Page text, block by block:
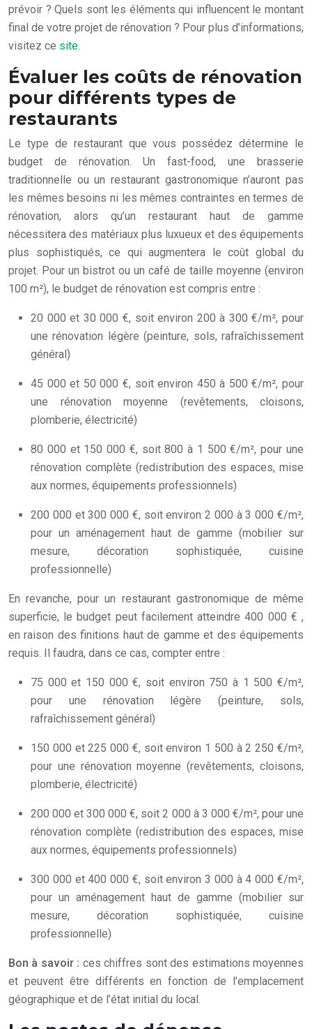
prévoir ? Quels sont les éléments qui influencent le montant
final de votre projet de rénovation ? Pour plus d’informations,
visitez ce site.
Évaluer les coûts de rénovation
pour différents types de
restaurants
Le type de restaurant que vous possédez détermine le
budget de rénovation. Un fast-food, une brasserie
traditionnelle ou un restaurant gastronomique n’auront pas
les mêmes besoins ni les mêmes contraintes en termes de
rénovation, alors qu’un restaurant haut de gamme
nécessitera des matériaux plus luxueux et des équipements
plus sophistiqués, ce qui augmentera le coût global du
projet. Pour un bistrot ou un café de taille moyenne (environ
100 m²), le budget de rénovation est compris entre :
20 000 et 30 000 €, soit environ 200 à 300 €/m², pour
une rénovation légère (peinture, sols, rafraîchissement
général)
45 000 et 50 000 €, soit environ 450 à 500 €/m², pour
une rénovation moyenne (revêtements, cloisons,
plomberie, électricité)
80 000 et 150 000 €, soit 800 à 1 500 €/m², pour une
rénovation complète (redistribution des espaces, mise
aux normes, équipements professionnels)
200 000 et 300 000 €, soit environ 2 000 à 3 000 €/m²,
pour un aménagement haut de gamme (mobilier sur
mesure, décoration sophistiquée, cuisine
professionnelle)
En revanche, pour un restaurant gastronomique de même
superficie, le budget peut facilement atteindre 400 000 € ,
en raison des finitions haut de gamme et des équipements
requis. Il faudra, dans ce cas, compter entre :
75 000 et 150 000 €, soit environ 750 à 1 500 €/m²,
pour une rénovation légère (peinture, sols,
rafraîchissement général)
150 000 et 225 000 €, soit environ 1 500 à 2 250 €/m²,
pour une rénovation moyenne (revêtements, cloisons,
plomberie, électricité)
200 000 et 300 000 €, soit 2 000 à 3 000 €/m², pour une
rénovation complète (redistribution des espaces, mise
aux normes, équipements professionnels)
300 000 et 400 000 €, soit environ 3 000 à 4 000 €/m²,
pour un aménagement haut de gamme (mobilier sur
mesure, décoration sophistiquée, cuisine
professionnelle)
Bon à savoir : ces chiffres sont des estimations moyennes
et peuvent être différents en fonction de l’emplacement
géographique et de l’état initial du local.